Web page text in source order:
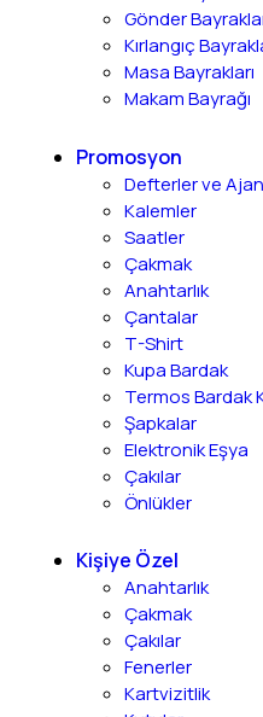
Gönder
Kırlangıç
Masa Bayrakları
Makam Bayrağı
Promosyon
Defterler ve
Kalemler
Saatler
Çakmak
Anahtarlık
Çantalar
T-Shirt
Kupa Bardak
Termos Bardak
Şapkalar
Elektronik Eşya
Çakılar
Önlükler
Kişiye Özel
Anahtarlık
Çakmak
Çakılar
Fenerler
Kartvizitlik